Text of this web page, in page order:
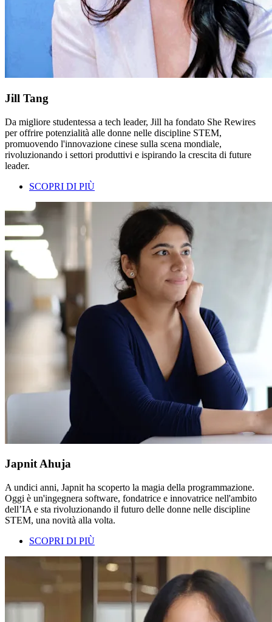
Jill Tang
Da migliore studentessa a tech leader, Jill ha fondato She Rewires
per offrire potenzialità alle donne nelle discipline STEM,
promuovendo l'innovazione cinese sulla scena mondiale,
rivoluzionando i settori produttivi e ispirando la crescita di future
leader.
SCOPRI DI PIÙ
Japnit Ahuja
A undici anni, Japnit ha scoperto la magia della programmazione.
Oggi è un'ingegnera software, fondatrice e innovatrice nell'ambito
dell’IA e sta rivoluzionando il futuro delle donne nelle discipline
STEM, una novità alla volta.
SCOPRI DI PIÙ